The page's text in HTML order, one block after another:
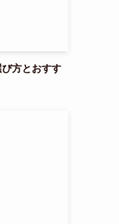
方とおすす